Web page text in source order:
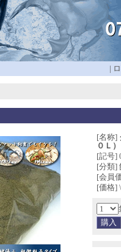
|
[名称]
０Ｌ）
[記号]
[分類]
[会員
[価格]